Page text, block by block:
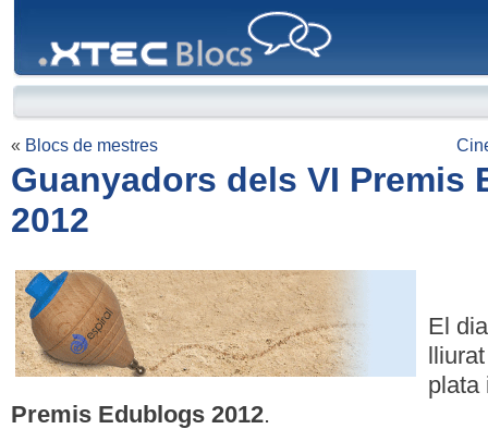
« Blocs de mestres
Guanyadors dels VI Premis
2012
El
plata
Premis Edublogs 2012.